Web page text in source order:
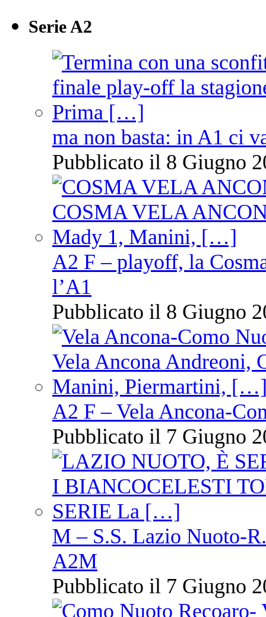
Serie A2
ma non basta: in A1 ci
Pubblicato il 8 Giugno
A2 F – playoff, la
l’A1
Pubblicato il 8 Giugno
A2 F – Vela Ancona-
Pubblicato il 7 Giugno
M – S.S. Lazio Nuoto-
A2M
Pubblicato il 7 Giugno